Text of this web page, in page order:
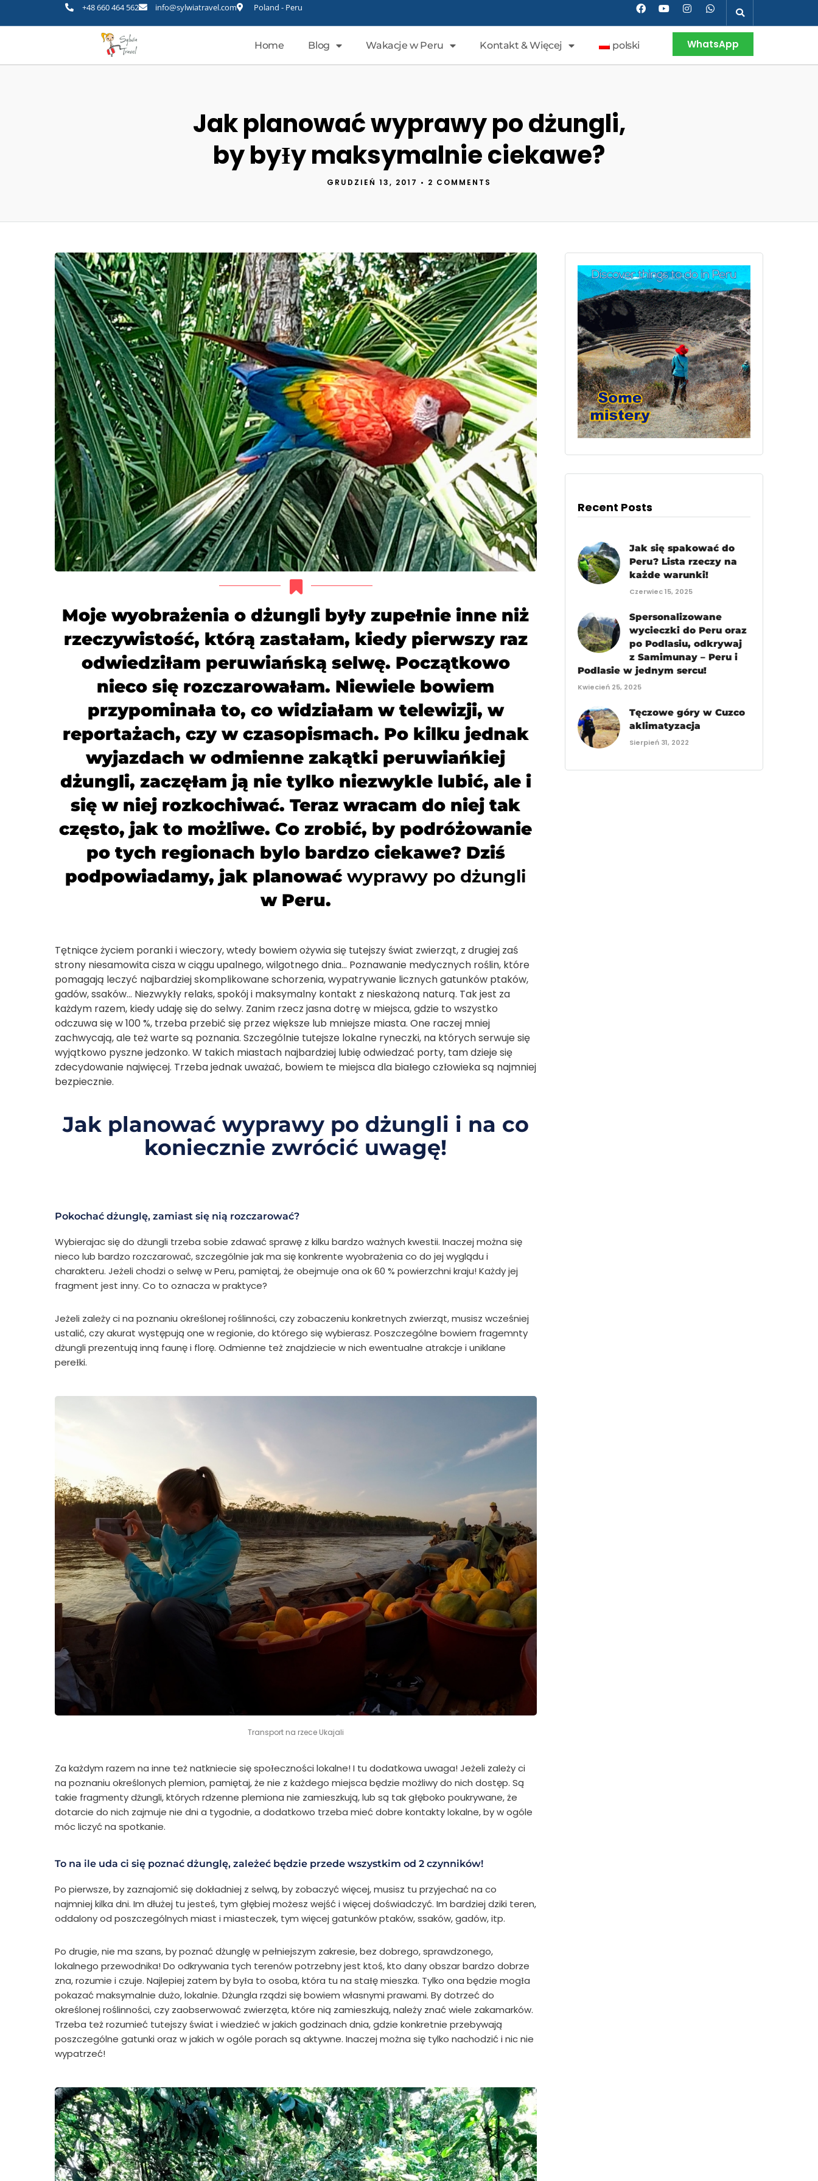
+48 660 464 562 info@sylwiatravel.com Poland - Peru
Home Blog Wakacje w Peru Kontakt & Więcej polski WhatsApp
Jak planować wyprawy po dżungli,
by byƗy maksymalnie ciekawe?
GRUDZIEŃ 13, 2017 • 2 COMMENTS
Moje wyobrażenia o dżungli byƗy zupeƗnie inne niż
rzeczywistość, którą zastaƗam, kiedy pierwszy raz
odwiedziƗam peruwiańską selwę. Początkowo
nieco się rozczarowaƗam. Niewiele bowiem
przypominaƗa to, co widziaƗam w telewizji, w
reportażach, czy w czasopismach. Po kilku jednak
wyjazdach w odmienne zakątki peruwiańkiej
dżungli, zaczęƗam ją nie tylko niezwykle lubić, ale i
się w niej rozkochiwać. Teraz wracam do niej tak
często, jak to możliwe. Co zrobić, by podróżowanie
po tych regionach bylo bardzo ciekawe? Dziś
podpowiadamy, jak planowaćwyprawy po dżungli
w Peru.
Tętniące życiem poranki i wieczory, wtedy bowiem ożywia się tutejszy świat zwierząt, z drugiej zaś
strony niesamowita cisza w ciągu upalnego, wilgotnego dnia… Poznawanie medycznych roślin, które
pomagają leczyć najbardziej skomplikowane schorzenia, wypatrywanie licznych gatunków ptaków,
gadów, ssaków… NiezwykƗy relaks, spokój i maksymalny kontakt z nieskażoną naturą. Tak jest za
każdym razem, kiedy udaję się do selwy. Zanim rzecz jasna dotrę w miejsca, gdzie to wszystko
odczuwa się w 100 %, trzeba przebić się przez większe lub mniejsze miasta. One raczej mniej
zachwycają, ale też warte są poznania. Szczególnie tutejsze lokalne ryneczki, na których serwuje się
wyjątkowo pyszne jedzonko. W takich miastach najbardziej lubię odwiedzać porty, tam dzieje się
zdecydowanie najwięcej. Trzeba jednak uważać, bowiem te miejsca dla biaƗego czƗowieka są najmniej
bezpiecznie.
Jak planować wyprawy po dżungli i na co
koniecznie zwrócić uwagę!
Pokochać dżunglę, zamiast się nią rozczarować?
Wybierajac się do dżungli trzeba sobie zdawać sprawę z kilku bardzo ważnych kwestii. Inaczej można się
nieco lub bardzo rozczarować, szczególnie jak ma się konkrente wyobrażenia co do jej wyglądu i
charakteru. Jeżeli chodzi o selwę w Peru, pamiętaj, że obejmuje ona ok 60 % powierzchni kraju! Każdy jej
fragment jest inny. Co to oznacza w praktyce?
Jeżeli zależy ci na poznaniu określonej roślinności, czy zobaczeniu konkretnych zwierząt, musisz wcześniej
ustalić, czy akurat występują one w regionie, do którego się wybierasz. Poszczególne bowiem fragemnty
dżungli prezentują inną faunę i florę. Odmienne też znajdziecie w nich ewentualne atrakcje i uniklane
pereƗki.
Transport na rzece Ukajali
Za każdym razem na inne też natkniecie się spoƗeczności lokalne! I tu dodatkowa uwaga! Jeżeli zależy ci
na poznaniu określonych plemion, pamiętaj, że nie z każdego miejsca będzie możliwy do nich dostęp. Są
takie fragmenty dżungli, których rdzenne plemiona nie zamieszkują, lub są tak gƗęboko poukrywane, że
dotarcie do nich zajmuje nie dni a tygodnie, a dodatkowo trzeba mieć dobre kontakty lokalne, by w ogóle
móc liczyć na spotkanie.
To na ile uda ci się poznać dżunglę, zależeć będzie przede wszystkim od 2 czynników!
Po pierwsze, by zaznajomić się dokładniej z selwą, by zobaczyć więcej, musisz tu przyjechać na co
najmniej kilka dni. Im dłużej tu jesteś, tym głębiej możesz wejść i więcej doświadczyć. Im bardziej dziki teren,
oddalony od poszczególnych miast i miasteczek, tym więcej gatunków ptaków, ssaków, gadów, itp.
Po drugie, nie ma szans, by poznać dżunglę w pełniejszym zakresie, bez dobrego, sprawdzonego,
lokalnego przewodnika! Do odkrywania tych terenów potrzebny jest ktoś, kto dany obszar bardzo dobrze
zna, rozumie i czuje. Najlepiej zatem by byƗa to osoba, która tu na staƗę mieszka. Tylko ona będzie mogƗa
pokazać maksymalnie dużo, lokalnie. Dżungla rządzi się bowiem własnymi prawami. By dotrzeć do
określonej roślinności, czy zaobserwować zwierzęta, które nią zamieszkują, należy znać wiele zakamarków.
Trzeba też rozumieć tutejszy świat i wiedzieć w jakich godzinach dnia, gdzie konkretnie przebywają
poszczególne gatunki oraz w jakich w ogóle porach są aktywne. Inaczej można się tylko nachodzić i nic nie
wypatrzeć!
Recent Posts
Jak się spakować do
Peru? Lista rzeczy na
każde warunki!
Czerwiec 15, 2025
Spersonalizowane
wycieczki do Peru oraz
po Podlasiu, odkrywaj
z Samimunay – Peru i
Podlasie w jednym sercu!
Kwiecień 25, 2025
Tęczowe góry w Cuzco
aklimatyzacja
Sierpień 31, 2022